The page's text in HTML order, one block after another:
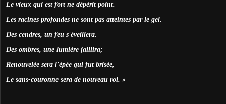
Le vieux qui est fort ne dépérit point.
Les racines profondes ne sont pas atteintes par le gel.
Des cendres, un feu s'éveillera.
Des ombres, une lumière jaillira;
Renouvelée sera l'épée qui fut brisée,
Le sans-couronne sera de nouveau roi. »